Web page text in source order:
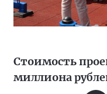
Стоимость
миллиона